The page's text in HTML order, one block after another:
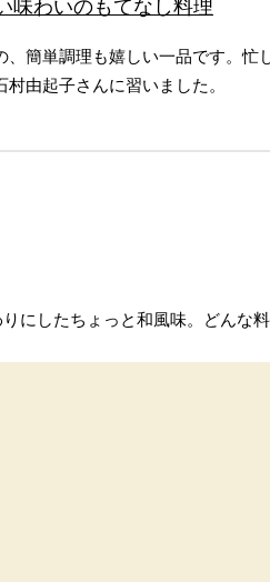
味わいのもてなし料理
簡単調理も嬉しい一品です。忙
由起子さんに習いました。
にしたちょっと和風味。どんな料